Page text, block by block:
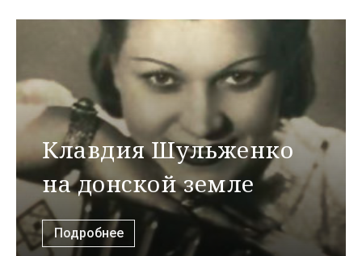
Клавдия Шульженко
на донской земле
Подробнее